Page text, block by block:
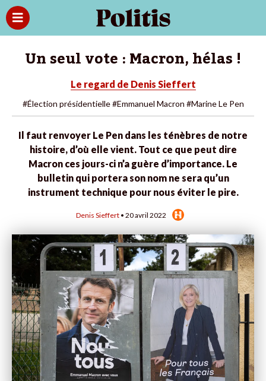
Un seul vote : Macron, hélas !
Le regard de Denis Sieffert
#Élection présidentielle #Emmanuel Macron #Marine Le Pen
Il faut renvoyer Le Pen dans les ténèbres de notre
histoire, d’où elle vient. Tout ce que peut dire
Macron ces jours-ci n’a guère d’importance. Le
bulletin qui portera son nom ne sera qu’un
instrument technique pour nous éviter le pire.
Denis Sieffert • 20 avril 2022